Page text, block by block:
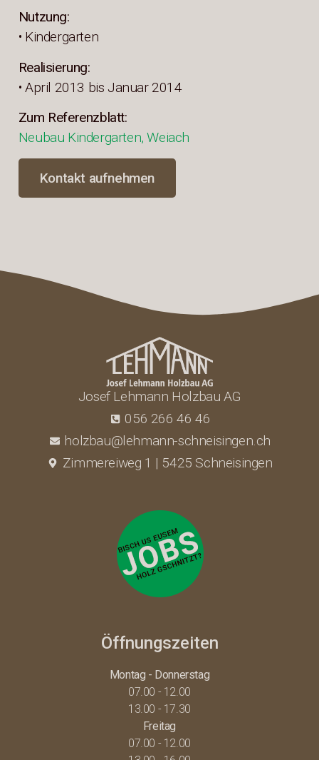
Nutzung:
• Kindergarten
Realisierung:
• April 2013 bis Januar 2014
Zum Referenzblatt:
Neubau Kindergarten, Weiach
Kontakt aufnehmen
Josef Lehmann Holzbau AG
056 266 46 46
holzbau@lehmann-schneisingen.ch
Zimmereiweg 1 | 5425 Schneisingen
Öffnungszeiten
Montag - Donnerstag
07.00 - 12.00
13.00 - 17.30
Freitag
07.00 - 12.00